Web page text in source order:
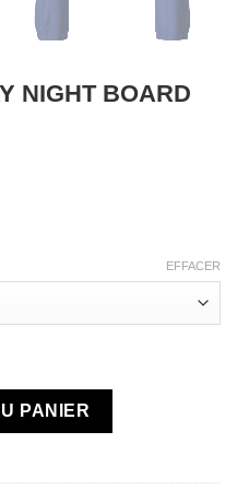
NIGHT BOARD
EFFACER
NIGHT BOARD royal blue
PANIER